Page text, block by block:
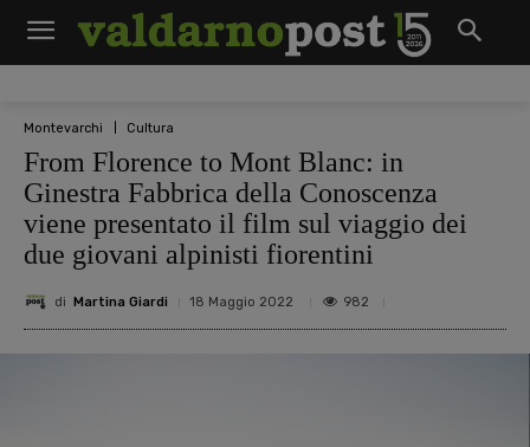
Montevarchi Cultura
From Florence to Mont Blanc: in
Ginestra Fabbrica della Conoscenza
viene presentato il film sul viaggio dei
due giovani alpinisti fiorentini
di Martina Giardi 18 Maggio 2022 982